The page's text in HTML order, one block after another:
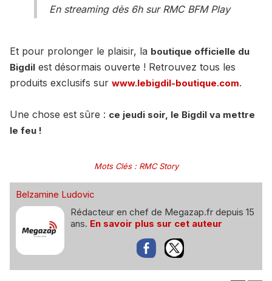
En streaming dès 6h sur RMC BFM Play
Et pour prolonger le plaisir, la boutique officielle du
Bigdil est désormais ouverte ! Retrouvez tous les
produits exclusifs sur www.lebigdil-boutique.com.
Une chose est sûre : ce jeudi soir, le Bigdil va mettre
le feu !
Mots Clés: RMC Story
Belzamine Ludovic
Rédacteur en chef de Megazap.fr depuis 15
ans. En savoir plus sur cet auteur